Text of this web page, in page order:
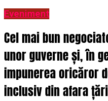
Eveniment
Cel mai bun
unor guverne și, în
impunerea oricăror
inclusiv din afara